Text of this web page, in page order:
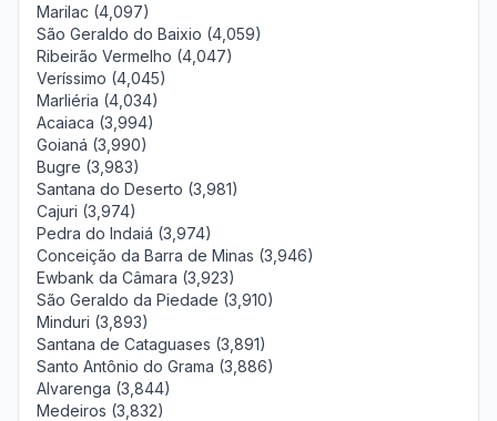
Marilac (4,097)
São Geraldo do Baixio (4,059)
Ribeirão Vermelho (4,047)
Veríssimo (4,045)
Marliéria (4,034)
Acaiaca (3,994)
Goianá (3,990)
Bugre (3,983)
Santana do Deserto (3,981)
Cajuri (3,974)
Pedra do Indaiá (3,974)
Conceição da Barra de Minas (3,946)
Ewbank da Câmara (3,923)
São Geraldo da Piedade (3,910)
Minduri (3,893)
Santana de Cataguases (3,891)
Santo Antônio do Grama (3,886)
Alvarenga (3,844)
Medeiros (3,832)